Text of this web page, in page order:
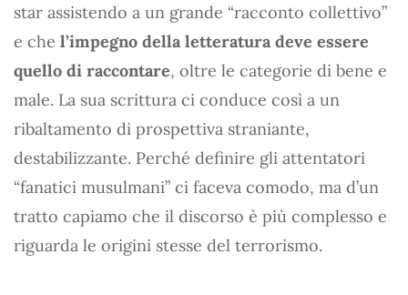
star assistendo a un grande “racconto collettivo”
e che l’impegno della letteratura deve essere
quello di raccontare, oltre le categorie di bene e
male. La sua scrittura ci conduce così a un
ribaltamento di prospettiva straniante,
destabilizzante. Perché definire gli attentatori
“fanatici musulmani” ci faceva comodo, ma d’un
tratto capiamo che il discorso è più complesso e
riguarda le origini stesse del terrorismo.